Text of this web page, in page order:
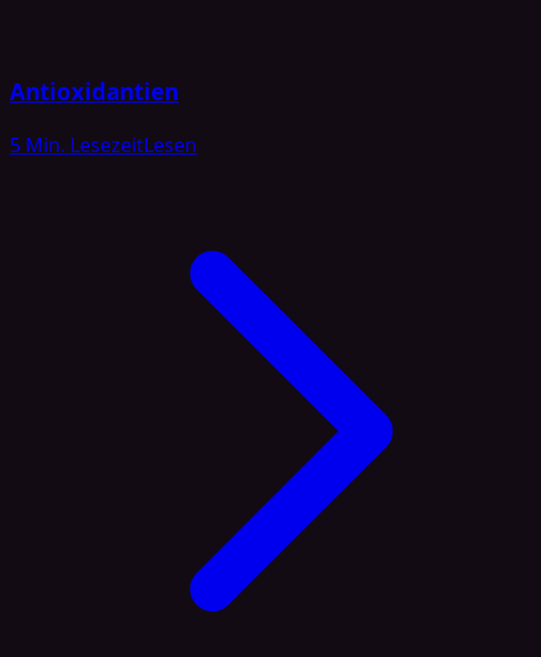
Antioxidantien
5 Min. LesezeitLesen